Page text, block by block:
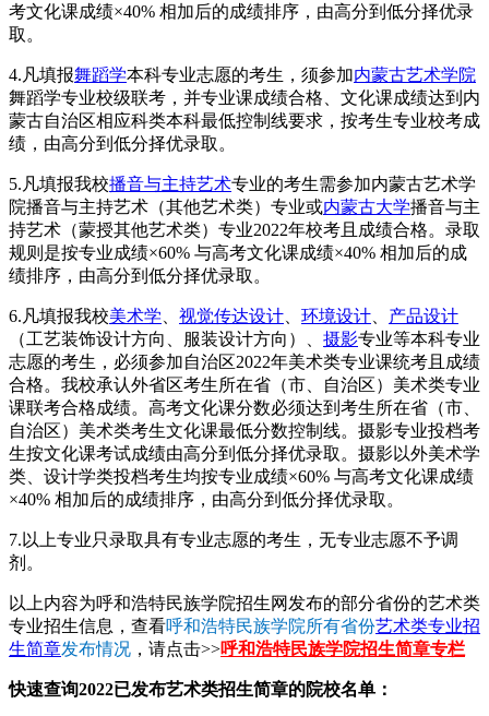
考文化课成绩×40% 相加后的成绩排序，由高分到低分择优录
取。
4.凡填报舞蹈学本科专业志愿的考生，须参加内蒙古艺术学院
舞蹈学专业校级联考，并专业课成绩合格、文化课成绩达到内
蒙古自治区相应科类本科最低控制线要求，按考生专业校考成
绩，由高分到低分择优录取。
5.凡填报我校播音与主持艺术专业的考生需参加内蒙古艺术学
院播音与主持艺术（其他艺术类）专业或内蒙古大学播音与主
持艺术（蒙授其他艺术类）专业2022年校考且成绩合格。录取
规则是按专业成绩×60% 与高考文化课成绩×40% 相加后的成
绩排序，由高分到低分择优录取。
6.凡填报我校美术学 视觉传达设计 环境设计
产品设计
（工艺装饰设计方向、服装设计方向）、 摄影专业等本科专业
志愿的考生，必须参加自治区2022年美术类专业课统考且成绩
合格。我校承认外省区考生所在省（市、自治区）美术类专业
课联考合格成绩。高考文化课分数必须达到考生所在省（市、
自治区）美术类考生文化课最低分数控制线。摄影专业投档考
生按文化课考试成绩由高分到低分择优录取。摄影以外美术学
类、设计学类投档考生均按专业成绩×60% 与高考文化课成绩
×40% 相加后的成绩排序，由高分到低分择优录取。
7.以上专业只录取具有专业志愿的考生，无专业志愿不予调
剂。
以上内容为呼和浩特民族学院招生网发布的部分省份的艺术类
专业招生信息，查看呼和浩特民族学院所有省份艺术类专业招
生简章发布情况 ，请点击>>呼和浩特民族学院招生简章专栏
快速查询2022已发布艺术类招生简章的院校名单：